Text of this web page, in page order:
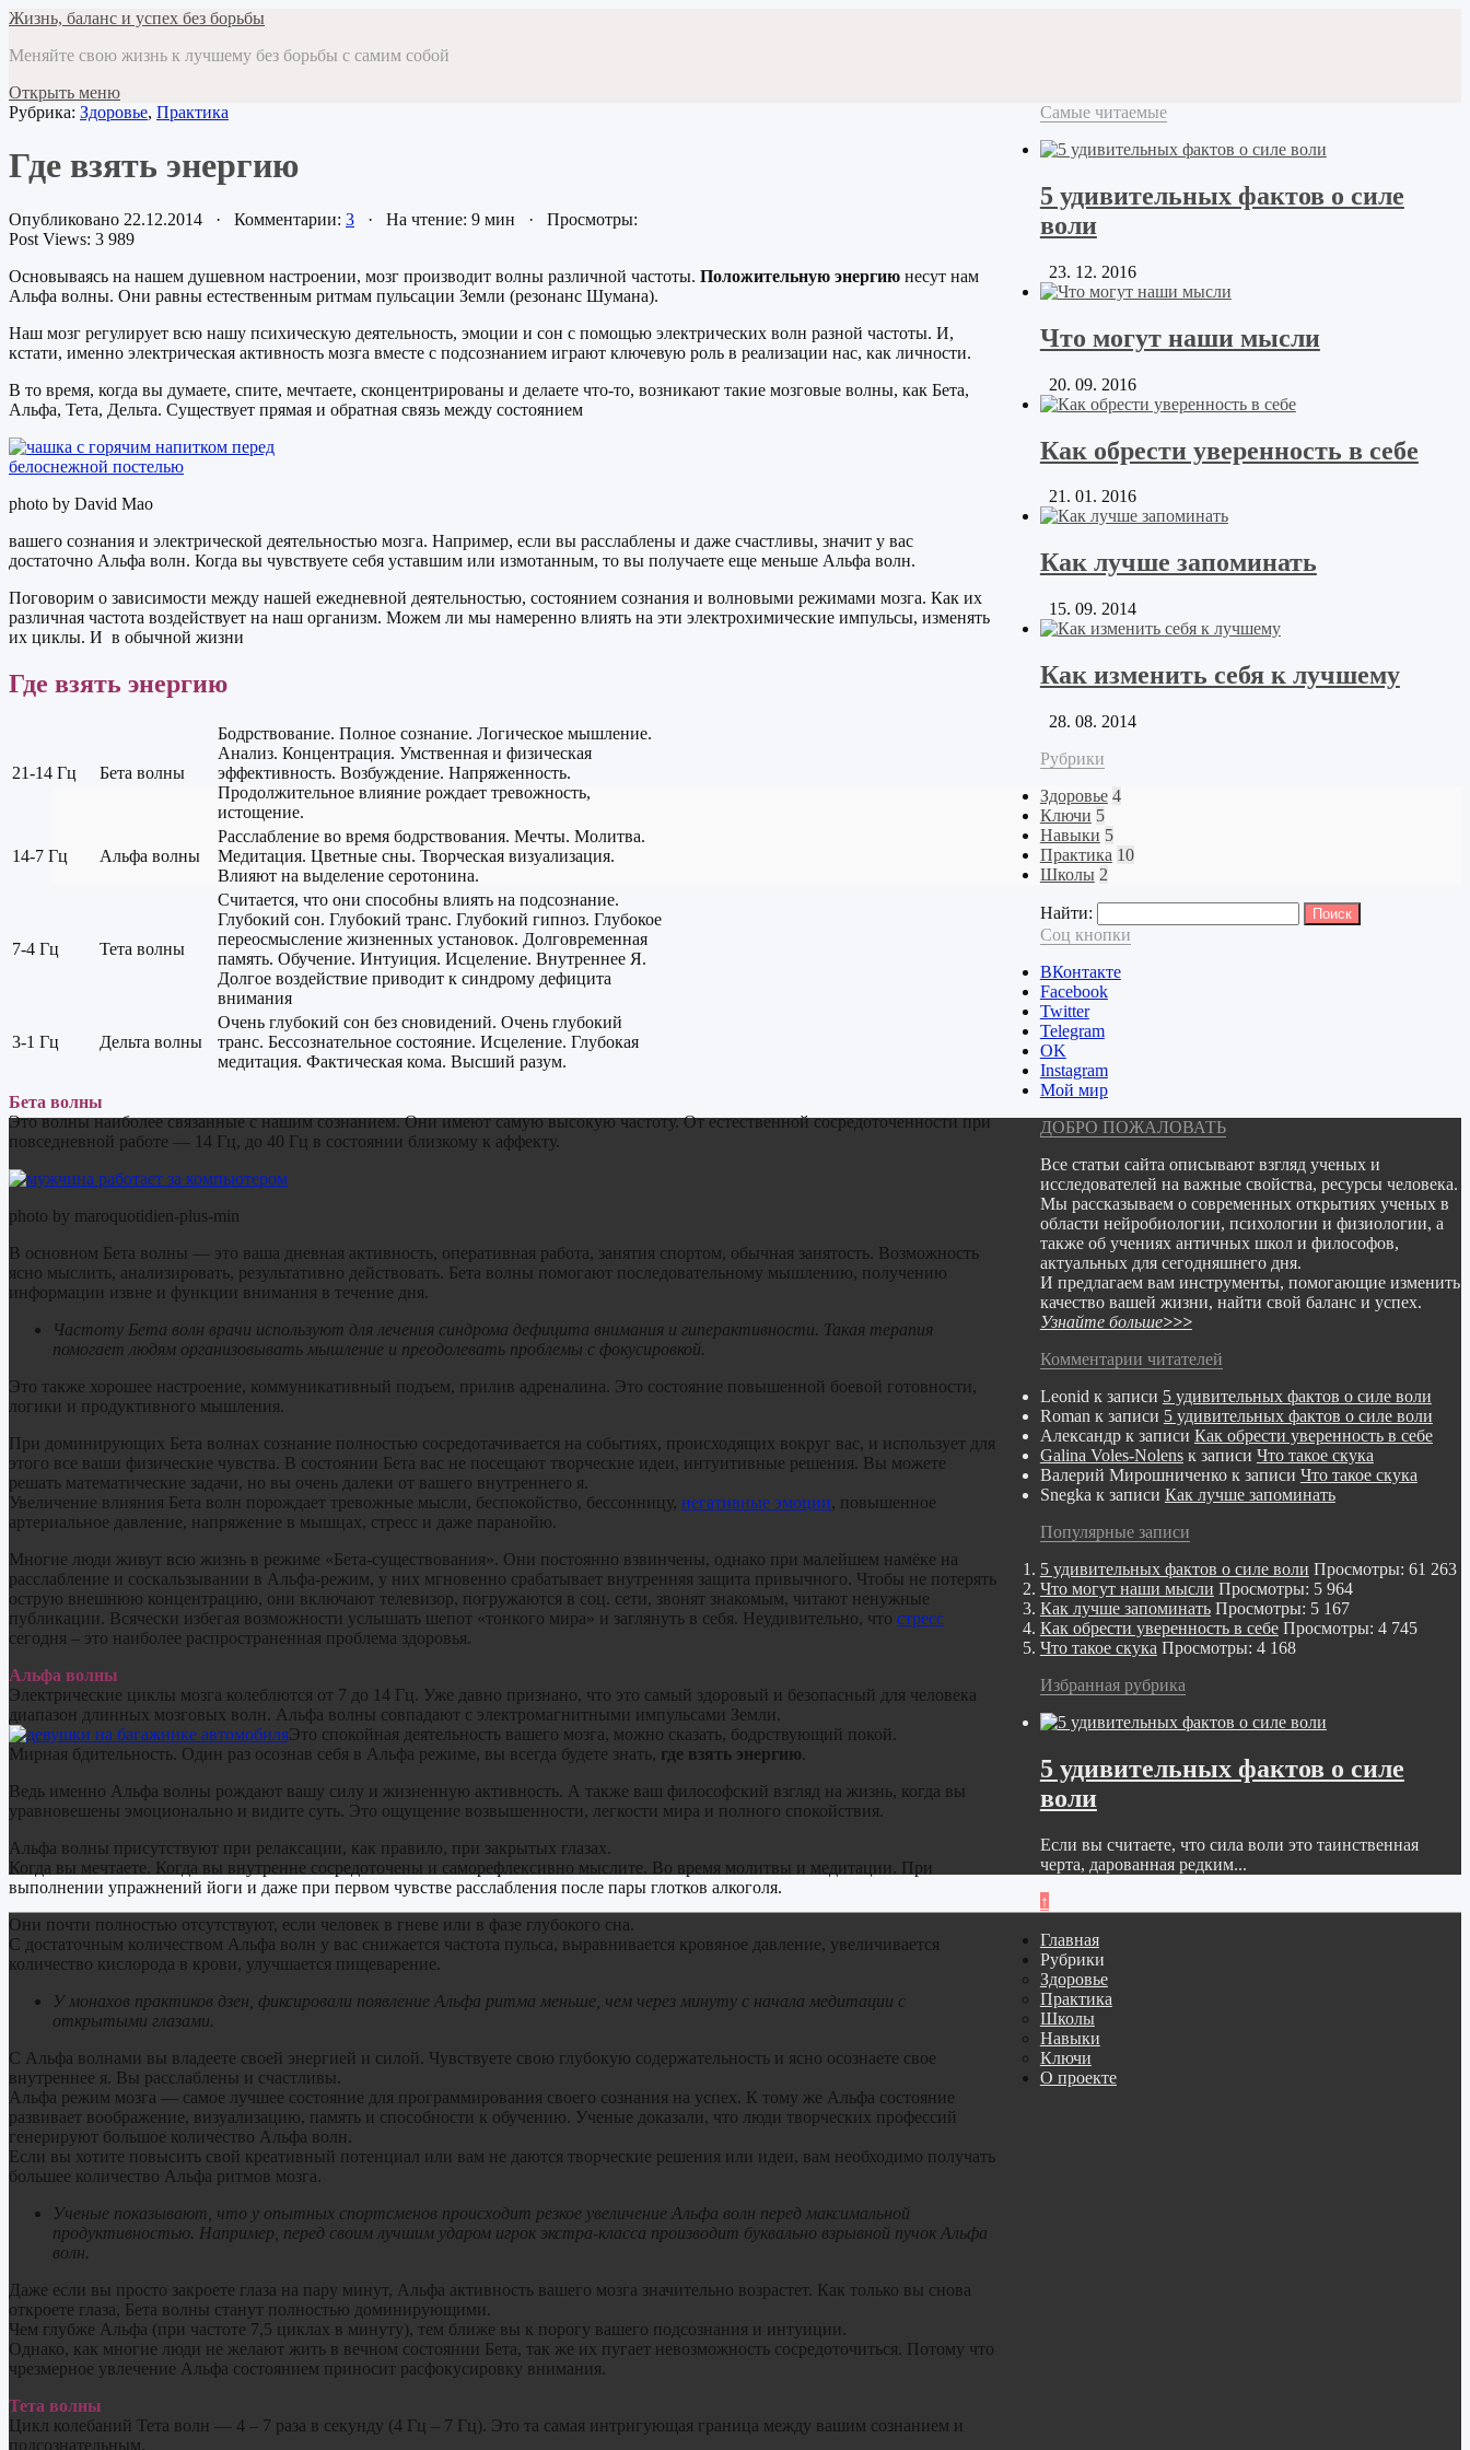
Жизнь, баланс и успех без борьбы
Меняйте свою жизнь к лучшему без борьбы с самим собой
Открыть меню
Рубрика: Здоровье, Практика
Где взять энергию
Опубликовано 22.12.2014 · Комментарии: 3 · На чтение: 9 мин · Просмотры:
Post Views: 3 989
Основываясь на нашем душевном настроении, мозг производит волны различной частоты. Положительную энергию несут нам
Альфа волны. Они равны естественным ритмам пульсации Земли (резонанс Шумана).
Наш мозг регулирует всю нашу психическую деятельность, эмоции и сон с помощью электрических волн разной частоты. И,
кстати, именно электрическая активность мозга вместе с подсознанием играют ключевую роль в реализации нас, как личности.
В то время, когда вы думаете, спите, мечтаете, сконцентрированы и делаете что-то, возникают такие мозговые волны, как Бета,
Альфа, Тета, Дельта. Существует прямая и обратная связь между состоянием
photo by David Mao
вашего сознания и электрической деятельностью мозга. Например, если вы расслаблены и даже счастливы, значит у вас
достаточно Альфа волн. Когда вы чувствуете себя уставшим или измотанным, то вы получаете еще меньше Альфа волн.
Поговорим о зависимости между нашей ежедневной деятельностью, состоянием сознания и волновыми режимами мозга. Как их
различная частота воздействует на наш организм. Можем ли мы намеренно влиять на эти электрохимические импульсы, изменять
их циклы. И в обычной жизни
Где взять энергию
21-14 Гц Бета волны
Бодрствование. Полное сознание. Логическое мышление.
Анализ. Концентрация. Умственная и физическая
эффективность. Возбуждение. Напряженность.
Продолжительное влияние рождает тревожность,
истощение.
14-7 Гц Альфа волны
Расслабление во время бодрствования. Мечты. Молитва.
Медитация. Цветные сны. Творческая визуализация.
Влияют на выделение серотонина.
7-4 Гц Тета волны
Считается, что они способны влиять на подсознание.
Глубокий сон. Глубокий транс. Глубокий гипноз. Глубокое
переосмысление жизненных установок. Долговременная
память. Обучение. Интуиция. Исцеление. Внутреннее Я.
Долгое воздействие приводит к синдрому дефицита
внимания
3-1 Гц Дельта волны
Очень глубокий сон без сновидений. Очень глубокий
транс. Бессознательное состояние. Исцеление. Глубокая
медитация. Фактическая кома. Высший разум.
Бета волны
Это волны наиболее связанные с нашим сознанием. Они имеют самую высокую частоту. От естественной сосредоточенности при
повседневной работе — 14 Гц, до 40 Гц в состоянии близкому к аффекту.
photo by maroquotidien-plus-min
В основном Бета волны — это ваша дневная активность, оперативная работа, занятия спортом, обычная занятость. Возможность
ясно мыслить, анализировать, результативно действовать. Бета волны помогают последовательному мышлению, получению
информации извне и функции внимания в течение дня.
Частоту Бета волн врачи используют для лечения синдрома дефицита внимания и гиперактивности. Такая терапия
помогает людям организовывать мышление и преодолевать проблемы с фокусировкой.
Это также хорошее настроение, коммуникативный подъем, прилив адреналина. Это состояние повышенной боевой готовности,
логики и продуктивного мышления.
При доминирующих Бета волнах сознание полностью сосредотачивается на событиях, происходящих вокруг вас, и использует для
этого все ваши физические чувства. В состоянии Бета вас не посещают творческие идеи, интуитивные решения. Вы можете
решать математические задачи, но вы очень далеки от вашего внутреннего я.
Увеличение влияния Бета волн порождает тревожные мысли, беспокойство, бессонницу, негативные эмоции, повышенное
артериальное давление, напряжение в мышцах, стресс и даже паранойю.
Многие люди живут всю жизнь в режиме «Бета-существования». Они постоянно взвинчены, однако при малейшем намёке на
расслабление и соскальзывании в Альфа-режим, у них мгновенно срабатывает внутренняя защита привычного. Чтобы не потерять
острую внешнюю концентрацию, они включают телевизор, погружаются в соц. сети, звонят знакомым, читают ненужные
публикации. Всячески избегая возможности услышать шепот «тонкого мира» и заглянуть в себя. Неудивительно, что стресс
сегодня – это наиболее распространенная проблема здоровья.
Альфа волны
Электрические циклы мозга колеблются от 7 до 14 Гц. Уже давно признано, что это самый здоровый и безопасный для человека
диапазон длинных мозговых волн. Альфа волны совпадают с электромагнитными импульсами Земли.
Это спокойная деятельность вашего мозга, можно сказать, бодрствующий покой.
Мирная бдительность. Один раз осознав себя в Альфа режиме, вы всегда будете знать, где взять энергию.
Ведь именно Альфа волны рождают вашу силу и жизненную активность. А также ваш философский взгляд на жизнь, когда вы
уравновешены эмоционально и видите суть. Это ощущение возвышенности, легкости мира и полного спокойствия.
Альфа волны присутствуют при релаксации, как правило, при закрытых глазах.
Когда вы мечтаете. Когда вы внутренне сосредоточены и саморефлексивно мыслите. Во время молитвы и медитации. При
выполнении упражнений йоги и даже при первом чувстве расслабления после пары глотков алкоголя.
Они почти полностью отсутствуют, если человек в гневе или в фазе глубокого сна.
С достаточным количеством Альфа волн у вас снижается частота пульса, выравнивается кровяное давление, увеличивается
количество кислорода в крови, улучшается пищеварение.
У монахов практиков дзен, фиксировали появление Альфа ритма меньше, чем через минуту с начала медитации с
открытыми глазами.
С Альфа волнами вы владеете своей энергией и силой. Чувствуете свою глубокую содержательность и ясно осознаете свое
внутреннее я. Вы расслаблены и счастливы.
Альфа режим мозга — самое лучшее состояние для программирования своего сознания на успех. К тому же Альфа состояние
развивает воображение, визуализацию, память и способности к обучению. Ученые доказали, что люди творческих профессий
генерируют большое количество Альфа волн.
Если вы хотите повысить свой креативный потенциал или вам не даются творческие решения или идеи, вам необходимо получать
большее количество Альфа ритмов мозга.
Ученые показывают, что у опытных спортсменов происходит резкое увеличение Альфа волн перед максимальной
продуктивностью. Например, перед своим лучшим ударом игрок экстра-класса производит буквально взрывной пучок Альфа
волн.
Даже если вы просто закроете глаза на пару минут, Альфа активность вашего мозга значительно возрастет. Как только вы снова
откроете глаза, Бета волны станут полностью доминирующими.
Чем глубже Альфа (при частоте 7,5 циклах в минуту), тем ближе вы к порогу вашего подсознания и интуиции.
Однако, как многие люди не желают жить в вечном состоянии Бета, так же их пугает невозможность сосредоточиться. Потому что
чрезмерное увлечение Альфа состоянием приносит расфокусировку внимания.
Тета волны
Цикл колебаний Тета волн — 4 – 7 раза в секунду (4 Гц – 7 Гц). Это та самая интригующая граница между вашим сознанием и
подсознательным.
Самые читаемые
5 удивительных фактов о силе
воли
23. 12. 2016
Что могут наши мысли
20. 09. 2016
Как обрести уверенность в себе
21. 01. 2016
Как лучше запоминать
15. 09. 2014
Как изменить себя к лучшему
28. 08. 2014
Рубрики
Здоровье 4
Ключи 5
Навыки 5
Практика 10
Школы 2
Найти:
Соц кнопки
ВКонтакте
Facebook
Twitter
Telegram
ОK
Instagram
Мой мир
ДОБРО ПОЖАЛОВАТЬ
Все статьи сайта описывают взгляд ученых и
исследователей на важные свойства, ресурсы человека.
Мы рассказываем о современных открытиях ученых в
области нейробиологии, психологии и физиологии, а
также об учениях античных школ и философов,
актуальных для сегодняшнего дня.
И предлагаем вам инструменты, помогающие изменить
качество вашей жизни, найти свой баланс и успех.
Узнайте больше>>>
Комментарии читателей
Leonid к записи 5 удивительных фактов о силе воли
Roman к записи 5 удивительных фактов о силе воли
Александрк записи Как обрести уверенность в себе
Galina Voles-Nolensк записи Что такое скука
Валерий Мирошниченкок записи Что такое скука
Snegka к записи Как лучше запоминать
Популярные записи
5 удивительных фактов о силе воли Просмотры: 61 263
Что могут наши мысли Просмотры: 5 964
Как лучше запоминать Просмотры: 5 167
Как обрести уверенность в себе Просмотры: 4 745
Что такое скука Просмотры: 4 168
Избранная рубрика
5 удивительных фактов о силе
воли
Если вы считаете, что сила воли это таинственная
черта, дарованная редким...
↑
Главная
Рубрики
Здоровье
Практика
Школы
Навыки
Ключи
О проекте